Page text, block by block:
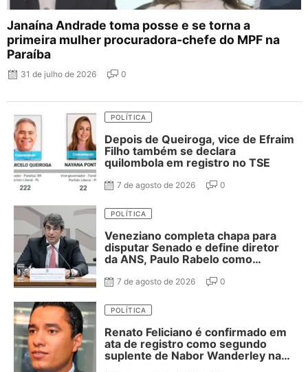
Janaína Andrade toma posse e se torna a
primeira mulher procuradora-chefe do MPF na
Paraíba
31 de julho de 2026 0
POLÍTICA
Depois de Queiroga, vice de Efraim
Filho também se declara
quilombola em registro no TSE
7 de agosto de 2026 0
POLÍTICA
Veneziano completa chapa para
disputar Senado e define diretor
da ANS, Paulo Rabelo como
7 de agosto de 2026 0
POLÍTICA
Renato Feliciano é confirmado em
ata de registro como segundo
suplente de Nabor Wanderley na